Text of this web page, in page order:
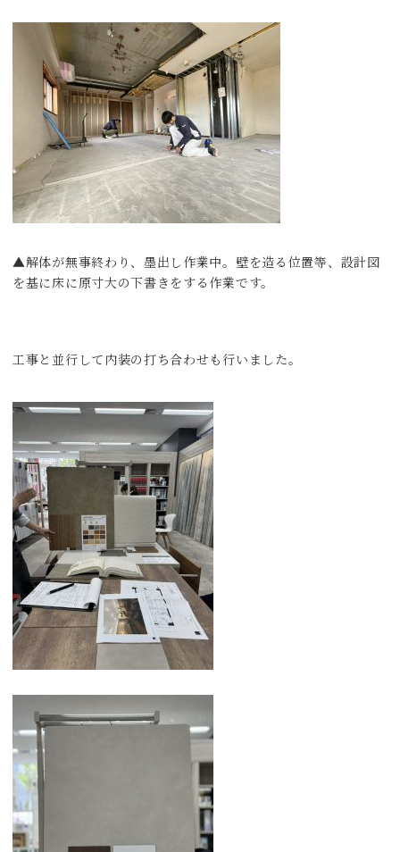
▲解体が無事終わり、墨出し作業中。壁を造る位置等、設計図
を基に床に原寸大の下書きをする作業です。
工事と並行して内装の打ち合わせも行いました。